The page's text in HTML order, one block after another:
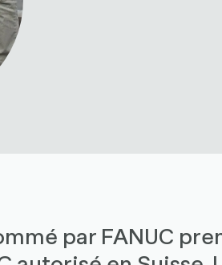
par FANUC